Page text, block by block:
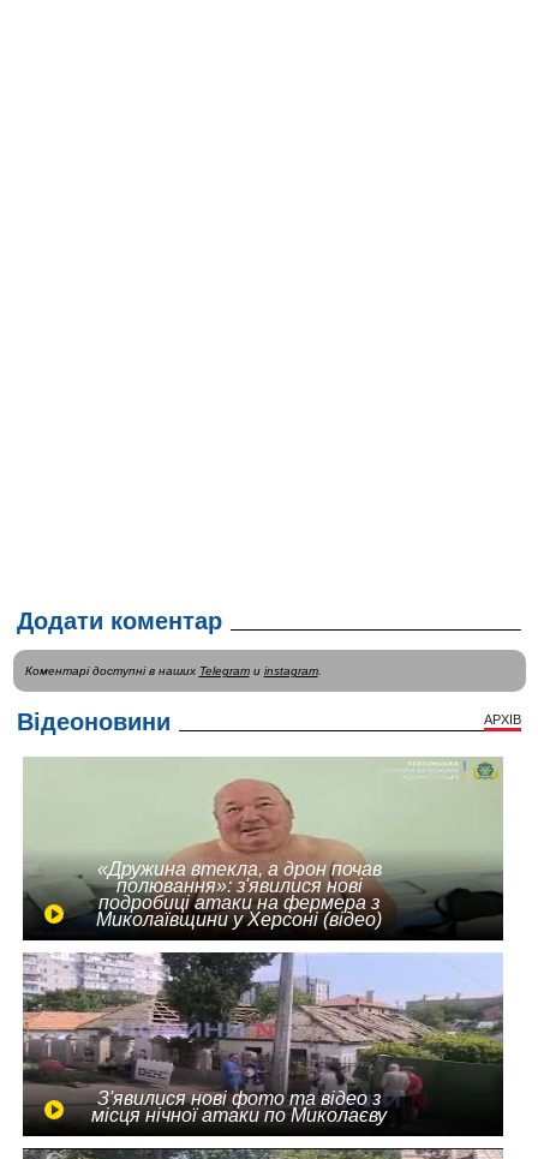
Додати коментар
Коментарі доступні в наших Telegramи instagram.
Відеоновини АРХІВ
«Дружина втекла, а дрон почав
полювання»: з'явилися нові
подробиці атаки на фермера з
Миколаївщини у Херсоні (відео)
З'явилися нові фото та відео з
місця нічної атаки по Миколаєву